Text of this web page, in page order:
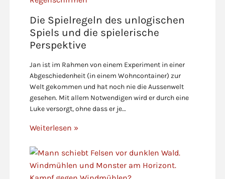
Die Spielregeln des unlogischen
Spiels und die spielerische
Perspektive
Jan ist im Rahmen von einem Experiment in einer
Abgeschiedenheit (in einem Wohncontainer) zur
Welt gekommen und hat noch nie die Aussenwelt
gesehen. Mit allem Notwendigen wird er durch eine
Luke versorgt, ohne dass er je…
Weiterlesen »